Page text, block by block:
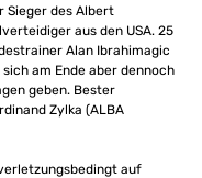
Sieger des Albert
aus den USA. 25
Alan Ibrahimagic
am Ende aber dennoch
geben. Bester
Zylka (ALBA
auf